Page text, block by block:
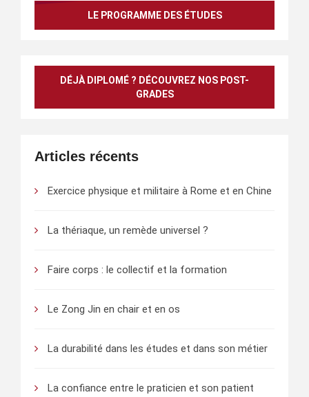
LE PROGRAMME DES ÉTUDES
DÉJÀ DIPLOMÉ ? DÉCOUVREZ NOS POST-
GRADES
Articles récents
Exercice physique et militaire à Rome et en Chine
La thériaque, un remède universel ?
Faire corps : le collectif et la formation
Le Zong Jin en chair et en os
La durabilité dans les études et dans son métier
La confiance entre le praticien et son patient